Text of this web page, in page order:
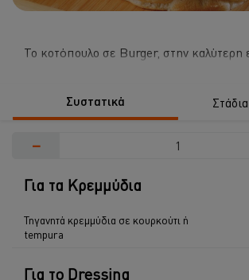
Το κοτόπουλο σε Burger, στην καλύτερη
Συστατικά
−
Για τα Κρεμμύδια
Τηγανητά κρεμμύδια σε κουρκούτι ή
tempura
Για το Dressing